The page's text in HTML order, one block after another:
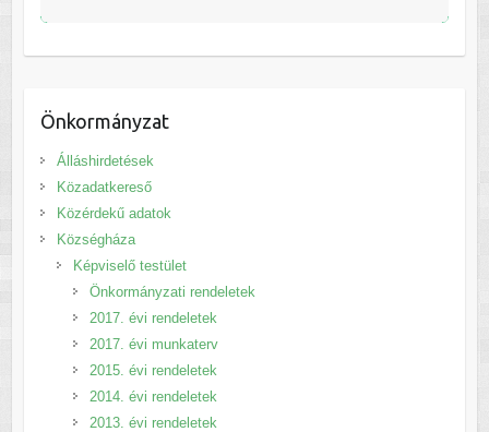
Önkormányzat
Álláshirdetések
Közadatkereső
Közérdekű adatok
Községháza
Képviselő testület
Önkormányzati rendeletek
2017. évi rendeletek
2017. évi munkaterv
2015. évi rendeletek
2014. évi rendeletek
2013. évi rendeletek